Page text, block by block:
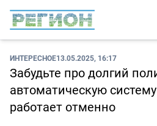
ИНТЕРЕСНОЕ13.05.2025, 16:17
Забудьте про долгий
автоматическую
работает отменно